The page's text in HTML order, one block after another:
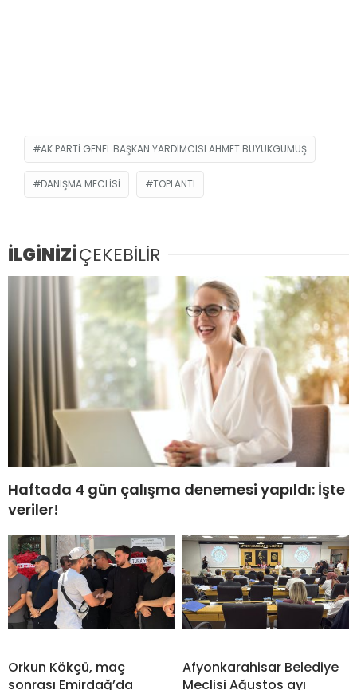
AK PARTI GENEL BAŞKAN YARDIMCISI AHMET BÜYÜKGÜMÜŞ
DANIŞMA MECLISI TOPLANTI
İLGİNİZİÇEKEBİLİR
Haftada 4 gün çalışma denemesi yapıldı: İşte
veriler!
Orkun Kökçü, maç
sonrası Emirdağ’da
Afyonkarahisar Belediye
Meclisi Ağustos ayı